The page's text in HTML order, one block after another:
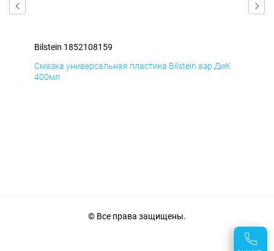
Bilstein 1852108159
Смазка универсальная пластика Bilstein аэр ДиК
400мл
© Все права защищены.